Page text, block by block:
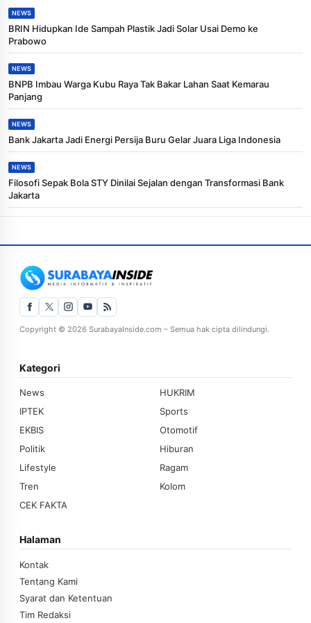
NEWS
BRIN Hidupkan Ide Sampah Plastik Jadi Solar Usai Demo ke
Prabowo
NEWS
BNPB Imbau Warga Kubu Raya Tak Bakar Lahan Saat Kemarau
Panjang
NEWS
Bank Jakarta Jadi Energi Persija Buru Gelar Juara Liga Indonesia
NEWS
Filosofi Sepak Bola STY Dinilai Sejalan dengan Transformasi Bank
Jakarta
Copyright © 2026 SurabayaInside.com – Semua hak cipta dilindungi.
Kategori
News
HUKRIM
IPTEK
Sports
EKBIS
Otomotif
Politik
Hiburan
Lifestyle
Ragam
Tren
Kolom
CEK FAKTA
Halaman
Kontak
Tentang Kami
Syarat dan Ketentuan
Tim Redaksi